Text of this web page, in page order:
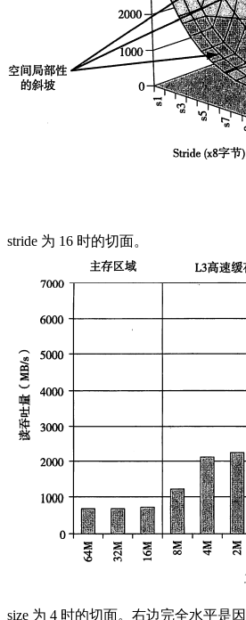
stride 为 16 时的切面。
size 为 4 时的切面。右边完全水平是